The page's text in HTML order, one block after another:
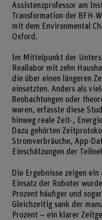
Assistenzprofessor am
Transformation der BFH-
mit dem Environmental
Oxford.
Im Mittelpunkt der
Reallabor mit zehn
die über einen längeren
einsetzten. Anders als
Beobachtungen oder
waren, erfasste diese
hinweg reale Zeit-,
Dazu gehörten
Stromverbräuche, App-
Einschätzungen der
Die Ergebnisse zeigen
Einsatz der Roboter
Prozent häufiger und
Gleichzeitig sank der
Prozent – ein klarer